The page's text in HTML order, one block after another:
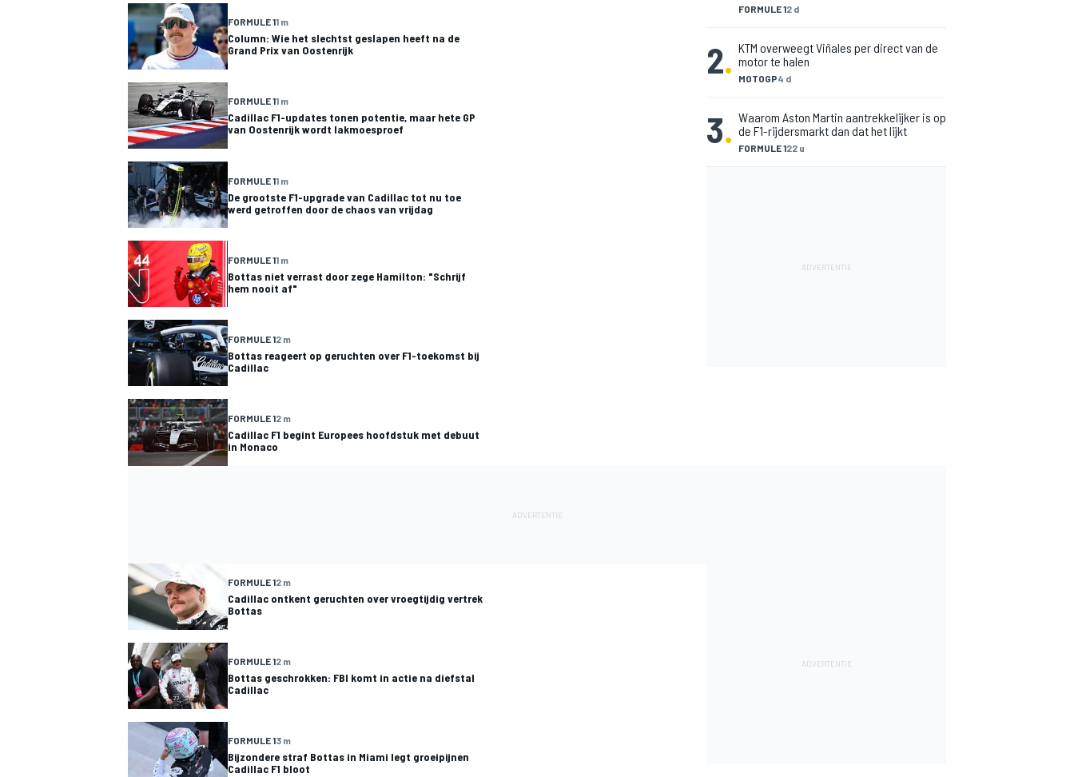
FORMULE 11 m
Column: Wie het slechtst geslapen heeft na de
Grand Prix van Oostenrijk
FORMULE 11 m
Cadillac F1-updates tonen potentie, maar hete GP
van Oostenrijk wordt lakmoesproef
FORMULE 11 m
De grootste F1-upgrade van Cadillac tot nu toe
werd getroffen door de chaos van vrijdag
FORMULE 11 m
Bottas niet verrast door zege Hamilton: "Schrijf
hem nooit af"
FORMULE 12 m
Bottas reageert op geruchten over F1-toekomst bij
Cadillac
FORMULE 12 m
Cadillac F1 begint Europees hoofdstuk met debuut
in Monaco
FORMULE 12 d
2. MOTOGP4 d
KTM overweegt Viñales per direct van de
motor te halen
3. FORMULE 122 u
Waarom Aston Martin aantrekkelijker is op
de F1-rijdersmarkt dan dat het lijkt
FORMULE 12 m
Cadillac ontkent geruchten over vroegtijdig vertrek
Bottas
FORMULE 12 m
Bottas geschrokken: FBI komt in actie na diefstal
Cadillac
FORMULE 13 m
Bijzondere straf Bottas in Miami legt groeipijnen
Cadillac F1 bloot